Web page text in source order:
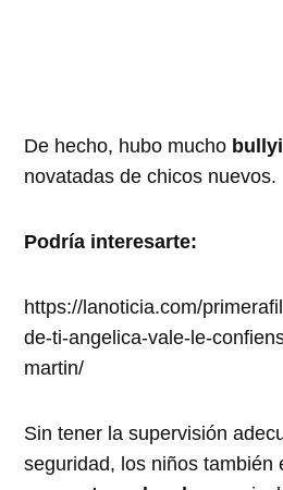
De hecho, hubo mucho
novatadas de chicos nuevos.
Podría interesarte:
https://lanoticia.com/
de-ti-angelica-vale-le-
martin/
Sin tener la supervisión
seguridad, los niños también